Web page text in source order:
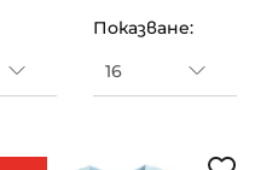
Показване: